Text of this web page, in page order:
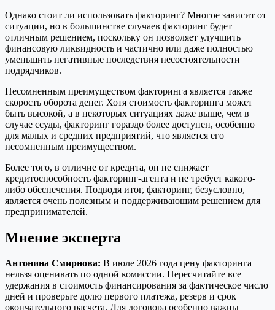
Однако стоит ли использовать факторинг? Многое зависит от
ситуации, но в большинстве случаев факторинг будет
отличным решением, поскольку он позволяет улучшить
финансовую ликвидность и частично или даже полностью
уменьшить негативные последствия несостоятельности
подрядчиков.
Несомненным преимуществом факторинга является также
скорость оборота денег. Хотя стоимость факторинга может
быть высокой, а в некоторых ситуациях даже выше, чем в
случае ссуды, факторинг гораздо более доступен, особенно
для малых и средних предприятий, что является его
несомненным преимуществом.
Более того, в отличие от кредита, он не снижает
кредитоспособность факторинг-агента и не требует какого-
либо обеспечения. Подводя итог, факторинг, безусловно,
является очень полезным и поддерживающим решением для
предпринимателей.
Мнение эксперта
Антонина Смирнова: В июле 2026 года цену факторинга
нельзя оценивать по одной комиссии. Пересчитайте все
удержания в стоимость финансирования за фактическое число
дней и проверьте долю первого платежа, резерв и срок
окончательного расчета. Для договора особенно важны